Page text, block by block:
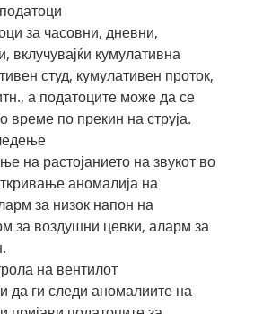
за часовни, дневни,
вклучувајќи кумулативна
студ, кумулативен проток,
а податоците може да се
време по прекин на струја.
на растојанието на звукот во
аномалија на
за низок напон на
за воздушни цевки, аларм за
на вентилот
да ги следи аномалиите на